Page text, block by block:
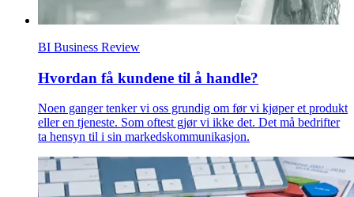
BI Business Review
Hvordan få kundene til å handle?
Noen ganger tenker vi oss grundig om før vi kjøper et produkt
eller en tjeneste. Som oftest gjør vi ikke det. Det må bedrifter
ta hensyn til i sin markedskommunikasjon.